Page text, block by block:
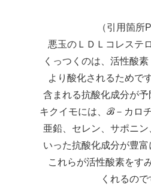
（引用箇所
悪玉のＬＤＬコレステ
くっつくのは、活性酸
より酸化されるためで
含まれる抗酸化成分が予
キクイモには、ℬ－カロ
亜鉛、セレン、サポニ
いった抗酸化成分が豊富
これらが活性酸素をす
くれるので